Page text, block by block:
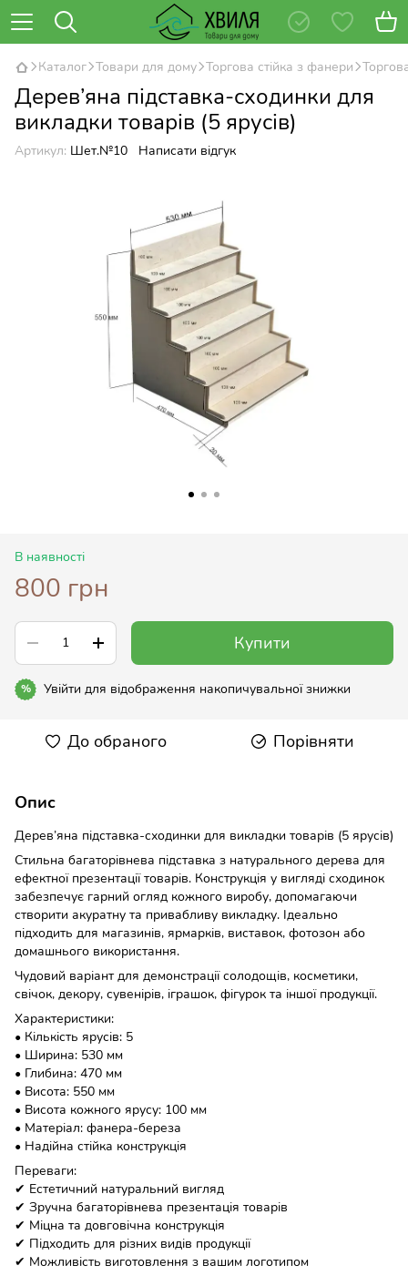
Каталог Товари для дому Торгова стійка з фанери
Дерев’яна підставка-сходинки для
викладки товарів (5 ярусів)
Артикул: Шет.№10 Написати відгук
В наявності
800 грн
Купити
% Увійти для відображення накопичувальної знижки
До обраного Порівняти
Опис
Дерев’яна підставка-сходинки для викладки товарів (5 ярусів)
Стильна багаторівнева підставка з натурального дерева для
ефектної презентації товарів. Конструкція у вигляді сходинок
забезпечує гарний огляд кожного виробу, допомагаючи
створити акуратну та привабливу викладку. Ідеально
підходить для магазинів, ярмарків, виставок, фотозон або
домашнього використання.
Чудовий варіант для демонстрації солодощів, косметики,
свічок, декору, сувенірів, іграшок, фігурок та іншої продукції.
Характеристики:
• Кількість ярусів: 5
• Ширина: 530 мм
• Глибина: 470 мм
• Висота: 550 мм
• Висота кожного ярусу: 100 мм
• Матеріал: фанера-береза
• Надійна стійка конструкція
Переваги:
✔ Естетичний натуральний вигляд
✔ Зручна багаторівнева презентація товарів
✔ Міцна та довговічна конструкція
✔ Підходить для різних видів продукції
✔ Можливість виготовлення з вашим логотипом